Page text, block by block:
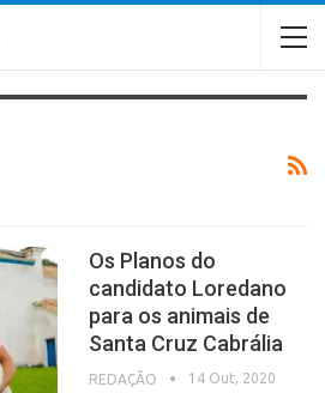
Os Planos do
candidato Loredano
para os animais de
Santa Cruz Cabrália
REDAÇÃO
14 Out, 2020